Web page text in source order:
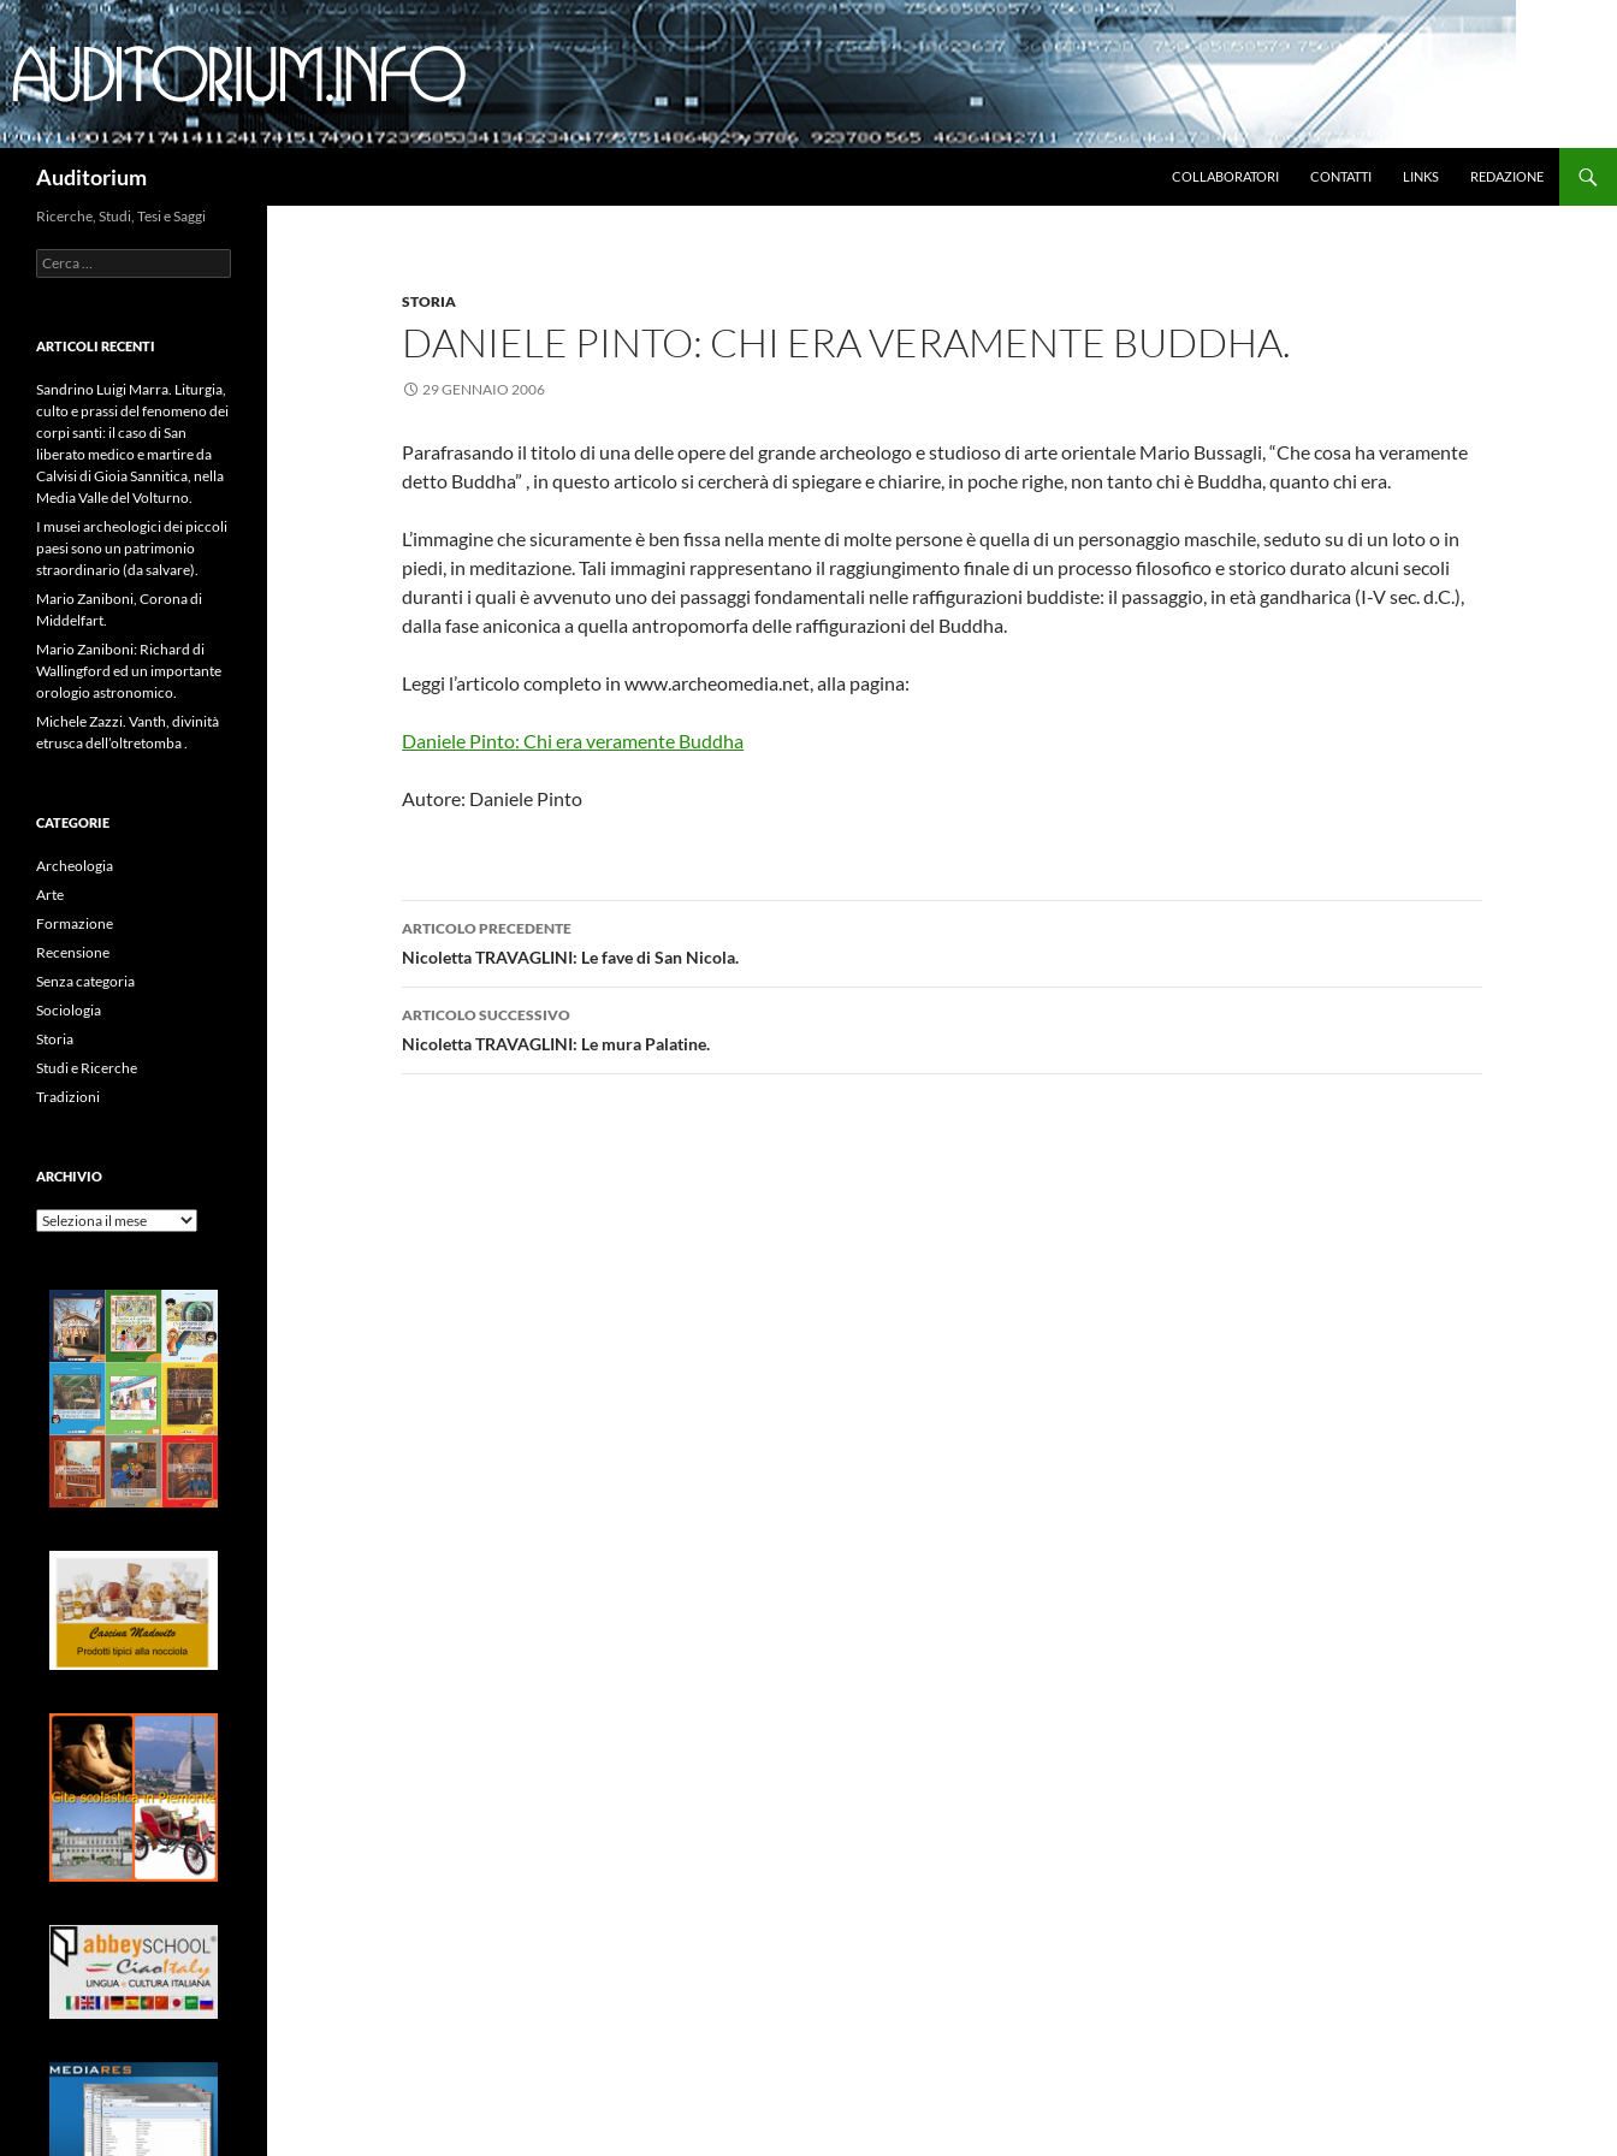
Auditorium
COLLABORATORI
CONTATTI LINKS REDAZIONE
STORIA
DANIELE PINTO: CHI ERA VERAMENTE BUDDHA.
29 GENNAIO 2006
Parafrasando il titolo di una delle opere del grande archeologo e studioso di arte orientale Mario Bussagli, “Che cosa ha veramente
detto Buddha” , in questo articolo si cercherà di spiegare e chiarire, in poche righe, non tanto chi è Buddha, quanto chi era.
L’immagine che sicuramente è ben fissa nella mente di molte persone è quella di un personaggio maschile, seduto su di un loto o in
piedi, in meditazione. Tali immagini rappresentano il raggiungimento finale di un processo filosofico e storico durato alcuni secoli
duranti i quali è avvenuto uno dei passaggi fondamentali nelle raffigurazioni buddiste: il passaggio, in età gandharica (I-V sec. d.C.),
dalla fase aniconica a quella antropomorfa delle raffigurazioni del Buddha.
Leggi l’articolo completo in www.archeomedia.net, alla pagina:
Daniele Pinto: Chi era veramente Buddha
Autore: Daniele Pinto
Navigazione
articolo
ARTICOLO PRECEDENTE
Nicoletta TRAVAGLINI: Le fave di San Nicola.
ARTICOLO SUCCESSIVO
Nicoletta TRAVAGLINI: Le mura Palatine.
Ricerche, Studi, Tesi e Saggi
Ricerca
per:
ARTICOLI RECENTI
Sandrino Luigi Marra. Liturgia,
culto e prassi del fenomeno dei
corpi santi: il caso di San
liberato medico e martire da
Calvisi di Gioia Sannitica, nella
Media Valle del Volturno.
I musei archeologici dei piccoli
paesi sono un patrimonio
straordinario (da salvare).
Mario Zaniboni, Corona di
Middelfart.
Mario Zaniboni: Richard di
Wallingford ed un importante
orologio astronomico.
Michele Zazzi. Vanth, divinità
etrusca dell’oltretomba .
CATEGORIE
Archeologia
Arte
Formazione
Recensione
Senza categoria
Sociologia
Storia
Studi e Ricerche
Tradizioni
ARCHIVIO
Archivio